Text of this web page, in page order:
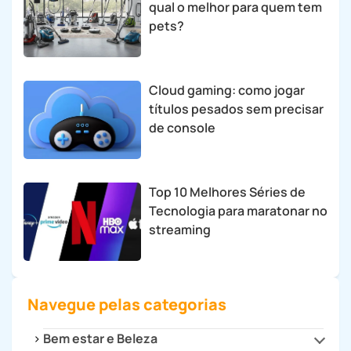
qual o melhor para quem tem
pets?
Cloud gaming: como jogar
títulos pesados sem precisar
de console
Top 10 Melhores Séries de
Tecnologia para maratonar no
streaming
Navegue pelas categorias
Bem estar e Beleza